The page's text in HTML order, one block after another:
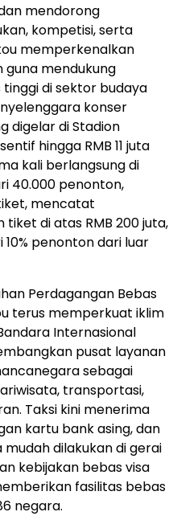
mendorong
kompetisi, serta
memperkenalkan
guna mendukung
di sektor budaya
konser
digelar di Stadion
hingga RMB 11 juta
kali berlangsung di
40.000 penonton,
mencatat
di atas RMB 200 juta,
penonton dari luar
Perdagangan Bebas
terus memperkuat iklim
Internasional
pusat layanan
sebagai
transportasi,
Taksi kini menerima
kartu bank asing, dan
dilakukan di gerai
kebijakan bebas visa
fasilitas bebas
negara.